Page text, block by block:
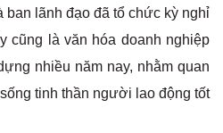
ban lãnh đạo đã tổ chức kỳ nghỉ
cũng là văn hóa doanh nghiệp
nhiều năm nay, nhằm quan
tinh thần người lao động tốt